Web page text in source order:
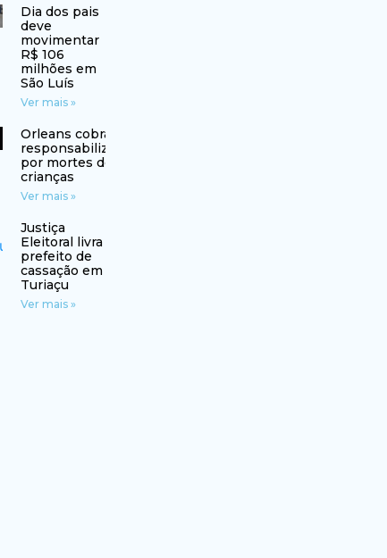
Dia dos pais
deve
movimentar
R$ 106
milhões em
São Luís
Ver mais »
Orleans cobra
responsabilização
por mortes de
crianças
Ver mais »
Justiça
Eleitoral livra
prefeito de
cassação em
Turiaçu
Ver mais »